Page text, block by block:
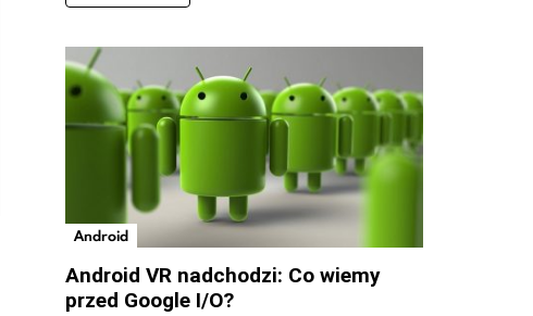
Android
Android VR nadchodzi: Co wiemy
przed Google I/O?